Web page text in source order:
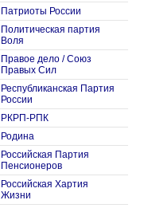
Патриоты России
Политическая партия
Воля
Правое дело / Союз
Правых Сил
Республиканская Партия
России
РКРП-РПК
Родина
Российская Партия
Пенсионеров
Российская Хартия
Жизни